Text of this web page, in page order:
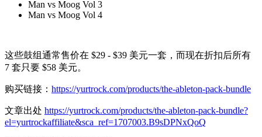
Man vs Moog Vol 3
Man vs Moog Vol 4
这些鼓组通常售价在 $29 - $39 美元一套，而现在折扣后所有
7 套只要 $58 美元。
购买链接： https://yurtrock.com/products/the-ableton-pack-bundle
文章出处 https://yurtrock.com/products/the-ableton-pack-bundle?
el=yurtrockaffiliate&sca_ref=1707003.B9sDPNxQoQ